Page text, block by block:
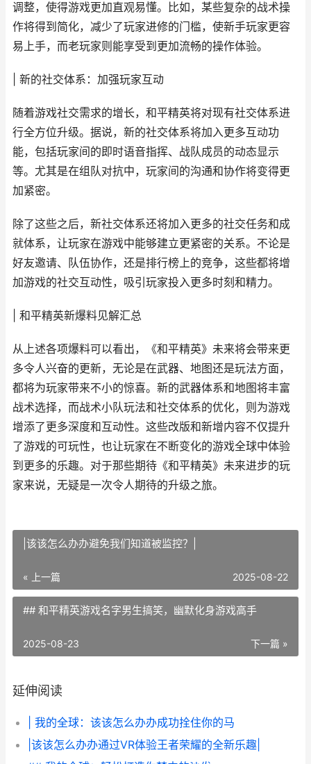
调整，使得游戏更加直观易懂。比如，某些复杂的战术操
作将得到简化，减少了玩家进修的门槛，使新手玩家更容
易上手，而老玩家则能享受到更加流畅的操作体验。
| 新的社交体系：加强玩家互动
随着游戏社交需求的增长，和平精英将对现有社交体系进
行全方位升级。据说，新的社交体系将加入更多互动功
能，包括玩家间的即时语音指挥、战队成员的动态显示
等。尤其是在组队对抗中，玩家间的沟通和协作将变得更
加紧密。
除了这些之后，新社交体系还将加入更多的社交任务和成
就体系，让玩家在游戏中能够建立更紧密的关系。不论是
好友邀请、队伍协作，还是排行榜上的竞争，这些都将增
加游戏的社交互动性，吸引玩家投入更多时刻和精力。
| 和平精英新爆料见解汇总
从上述各项爆料可以看出，《和平精英》未来将会带来更
多令人兴奋的更新，无论是在武器、地图还是玩法方面，
都将为玩家带来不小的惊喜。新的武器体系和地图将丰富
战术选择，而战术小队玩法和社交体系的优化，则为游戏
增添了更多深度和互动性。这些改版和新增内容不仅提升
了游戏的可玩性，也让玩家在不断变化的游戏全球中体验
到更多的乐趣。对于那些期待《和平精英》未来进步的玩
家来说，无疑是一次令人期待的升级之旅。
|该该怎么办办避免我们知道被监控？|
« 上一篇 2025-08-22
## 和平精英游戏名字男生搞笑，幽默化身游戏高手
下一篇 »
2025-08-23
延伸阅读
| 我的全球：该该怎么办办成功拴住你的马
|该该怎么办办通过VR体验王者荣耀的全新乐趣|